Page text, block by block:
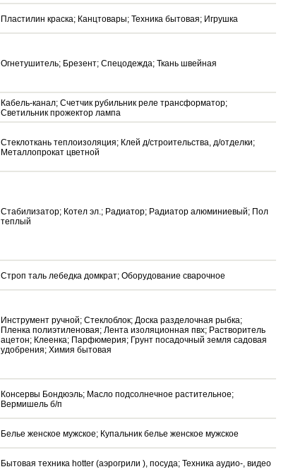
Пластилин краска; Канцтовары; Техника бытовая; Игрушка
Огнетушитель; Брезент; Спецодежда; Ткань швейная
Кабель-канал; Счетчик рубильник реле трансформатор;
Светильник прожектор лампа
Стеклоткань теплоизоляция; Клей д/строительства, д/отделки;
Металлопрокат цветной
Стабилизатор; Котел эл.; Радиатор; Радиатор алюминиевый; Пол
теплый
Строп таль лебедка домкрат; Оборудование сварочное
Инструмент ручной; Стеклоблок; Доска разделочная рыбка;
Пленка полиэтиленовая; Лента изоляционная пвх; Растворитель
ацетон; Клеенка; Парфюмерия; Грунт посадочный земля садовая
удобрения; Химия бытовая
Консервы Бондюэль; Масло подсолнечное растительное;
Вермишель б/п
Белье женское мужское; Купальник белье женское мужское
Бытовая техника hotter (аэрогрили ), посуда; Техника аудио-, видео